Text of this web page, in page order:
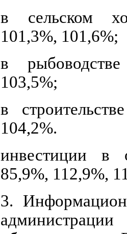
в сельском
101,3%, 101,6%;
в
103,5%;
в
104,2%.
инвестиции в
85,9%, 112,9%,
3.